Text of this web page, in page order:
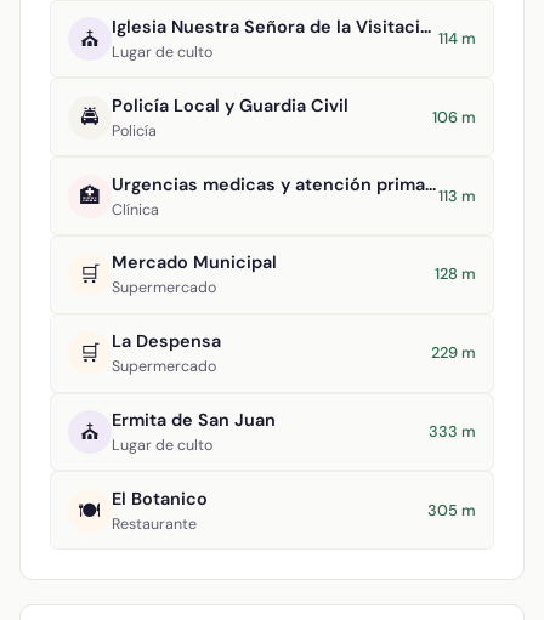
⛪ Iglesia Nuestra Señora de la Visitación
Lugar de culto
114 m
🚔 Policía Local y Guardia Civil
Policía
106 m
🏥 Urgencias medicas y atención primaria
Clínica
113 m
🛒 Mercado Municipal
Supermercado
128 m
🛒 La Despensa
Supermercado
229 m
⛪ Ermita de San Juan
Lugar de culto
333 m
🍽️ El Botanico
Restaurante
305 m